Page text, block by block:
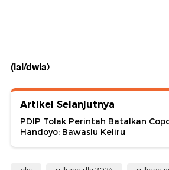
(ial/dwia)
Artikel Selanjutnya
PDIP Tolak Perintah Batalkan
Handoyo: Bawaslu Keliru